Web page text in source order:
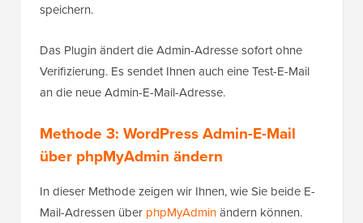
speichern.
Das Plugin ändert die Admin-Adresse sofort ohne
Verifizierung. Es sendet Ihnen auch eine Test-E-Mail
an die neue Admin-E-Mail-Adresse.
Methode 3: WordPress Admin-E-Mail
über phpMyAdmin ändern
In dieser Methode zeigen wir Ihnen, wie Sie beide E-
Mail-Adressen über phpMyAdminändern können.